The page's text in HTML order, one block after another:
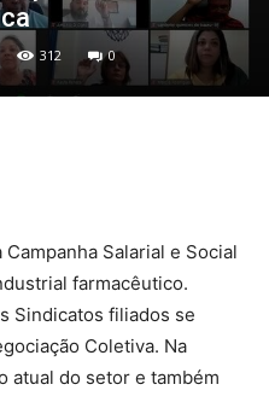
312 0
Salarial e Social
farmacêutico.
Sindicatos filiados se
Coletiva. Na
atual do setor e também